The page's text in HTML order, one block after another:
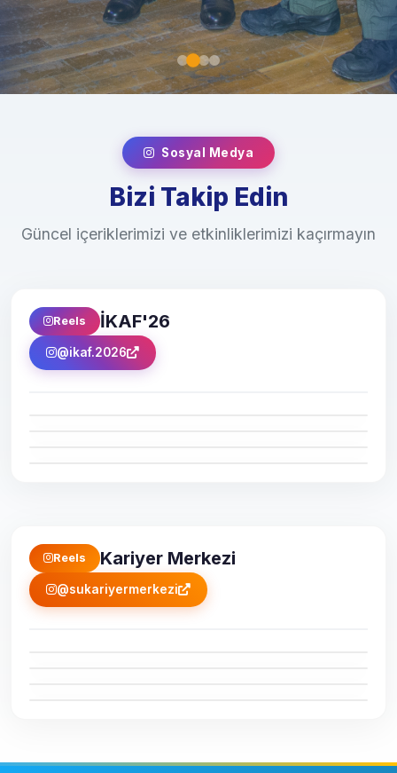
Sosyal Medya
Bizi Takip Edin
Güncel içeriklerimizi ve etkinliklerimizi kaçırmayın
Reels İKAF'26
@ikaf.2026
Reels Kariyer Merkezi
@sukariyermerkezi